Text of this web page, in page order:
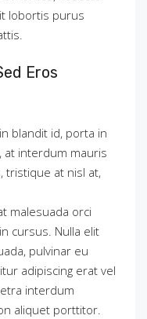
lobortis purus
Eros
blandit id, porta in
at interdum mauris
tristique at nisl at,
malesuada orci
cursus. Nulla elit
pulvinar eu
adipiscing erat vel
interdum
aliquet porttitor.